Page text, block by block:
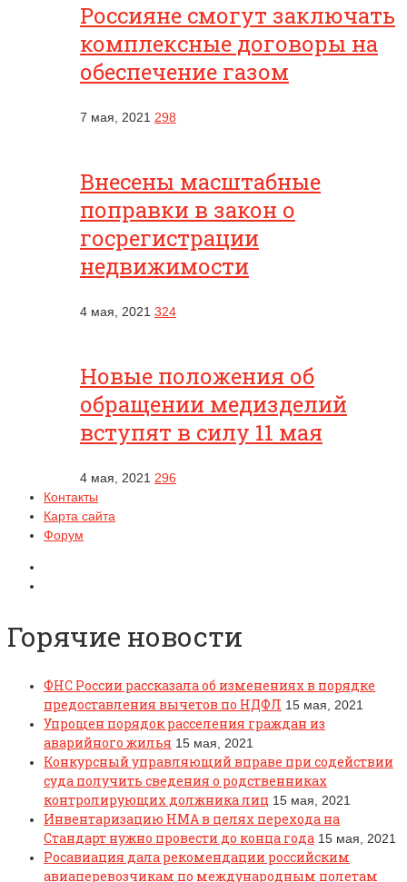
Россияне смогут заключать
комплексные договоры на
обеспечение газом
7 мая, 2021 298
Внесены масштабные
поправки в закон о
госрегистрации
недвижимости
4 мая, 2021 324
Новые положения об
обращении медизделий
вступят в силу 11 мая
4 мая, 2021 296
Контакты
Карта сайта
Форум
Горячие новости
ФНС России рассказала об изменениях в порядке
предоставления вычетов по НДФЛ 15 мая, 2021
Упрощен порядок расселения граждан из
аварийного жилья 15 мая, 2021
Конкурсный управляющий вправе при содействии
суда получить сведения о родственниках
контролирующих должника лиц 15 мая, 2021
Инвентаризацию НМА в целях перехода на
Стандарт нужно провести до конца года 15 мая, 2021
Росавиация дала рекомендации российским
авиаперевозчикам по международным полетам